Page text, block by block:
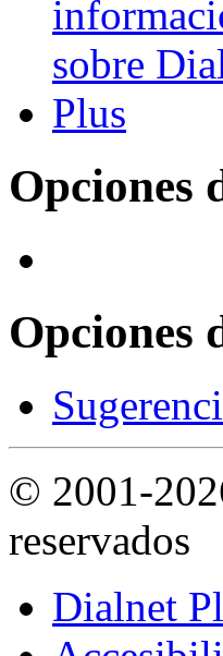
Opciones
Opciones
© 2001-
reservados
Dialnet